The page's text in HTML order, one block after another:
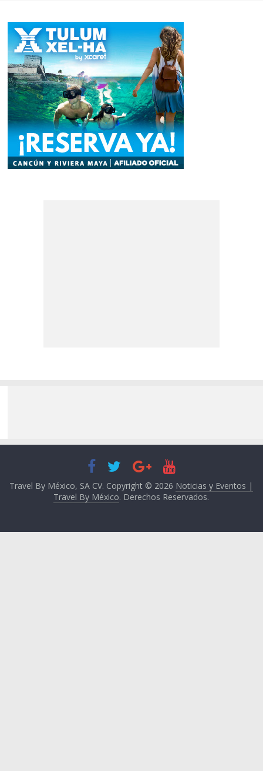
Travel By México, SA CV. Copyright © 2026 Noticias y Eventos |
Travel By México. Derechos Reservados.